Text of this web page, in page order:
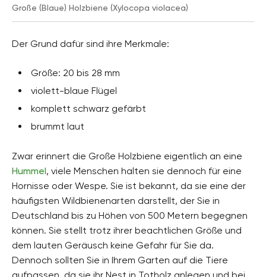
Große (Blaue) Holzbiene (Xylocopa violacea)
Der Grund dafür sind ihre Merkmale:
Größe: 20 bis 28 mm
violett-blaue Flügel
komplett schwarz gefärbt
brummt laut
Zwar erinnert die Große Holzbiene eigentlich an eine
Hummel, viele Menschen halten sie dennoch für eine
Hornisse oder Wespe. Sie ist bekannt, da sie eine der
häufigsten Wildbienenarten darstellt, der Sie in
Deutschland bis zu Höhen von 500 Metern begegnen
können. Sie stellt trotz ihrer beachtlichen Größe und
dem lauten Geräusch keine Gefahr für Sie da.
Dennoch sollten Sie in Ihrem Garten auf die Tiere